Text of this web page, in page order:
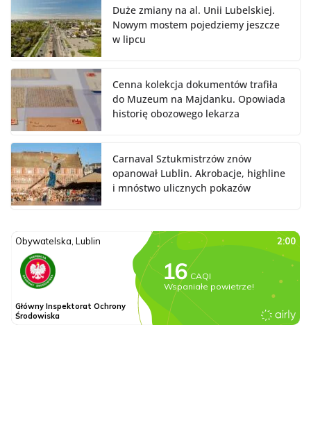
Duże zmiany na al. Unii Lubelskiej.
Nowym mostem pojedziemy jeszcze
w lipcu
Cenna kolekcja dokumentów trafiła
do Muzeum na Majdanku. Opowiada
historię obozowego lekarza
Carnaval Sztukmistrzów znów
opanował Lublin. Akrobacje, highline
i mnóstwo ulicznych pokazów